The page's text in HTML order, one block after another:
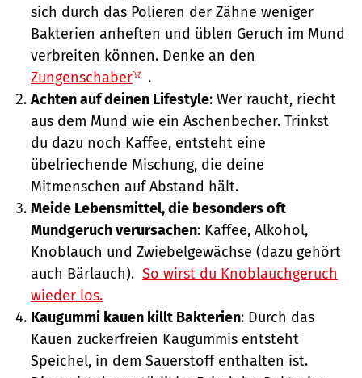
sich durch das Polieren der Zähne weniger
Bakterien anheften und üblen Geruch im Mund
verbreiten können. Denke an den
Zungenschaber
.
Achten auf deinen Lifestyle: Wer raucht, riecht
aus dem Mund wie ein Aschenbecher. Trinkst
du dazu noch Kaffee, entsteht eine
übelriechende Mischung, die deine
Mitmenschen auf Abstand hält.
Meide Lebensmittel, die besonders oft
Mundgeruch verursachen: Kaffee, Alkohol,
Knoblauch und Zwiebelgewächse (dazu gehört
auch Bärlauch). So wirst du Knoblauchgeruch
wieder los.
Kaugummi kauen killt Bakterien: Durch das
Kauen zuckerfreien Kaugummis entsteht
Speichel, in dem Sauerstoff enthalten ist.